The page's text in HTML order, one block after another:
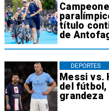
título
de
Messi vs.
del fútbol,
grandeza
DEPORTES